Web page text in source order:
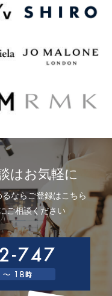
はお気軽に
ならご登録はこちら
ご相談ください